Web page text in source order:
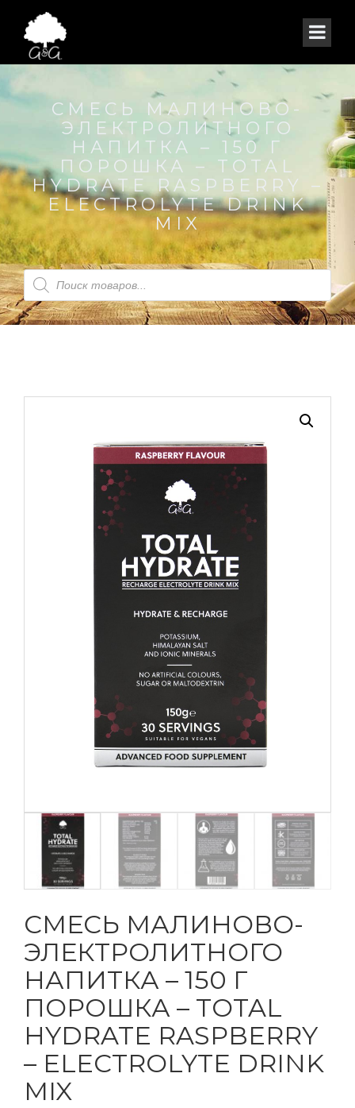
СМЕСЬ МАЛИНОВО-
ЭЛЕКТРОЛИТНОГО
НАПИТКА – 150 Г
ПОРОШКА – TOTAL
HYDRATE RASPBERRY –
ELECTROLYTE DRINK
MIX
Поиск
товаров
СМЕСЬ МАЛИНОВО-
ЭЛЕКТРОЛИТНОГО
НАПИТКА – 150 Г
ПОРОШКА – TOTAL
HYDRATE RASPBERRY
– ELECTROLYTE DRINK
MIX